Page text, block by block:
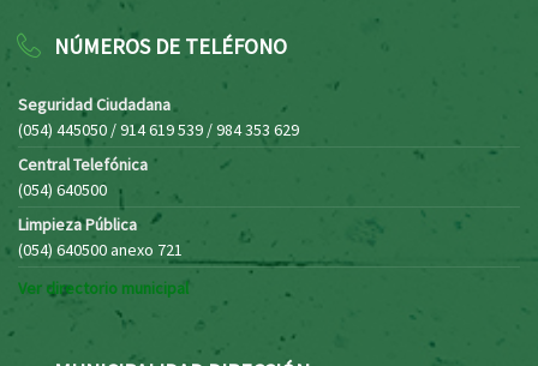
NÚMEROS DE TELÉFONO
Seguridad Ciudadana
(054) 445050 / 914 619 539 / 984 353 629
Central Telefónica
(054) 640500
Limpieza Pública
(054) 640500 anexo 721
Ver directorio municipal